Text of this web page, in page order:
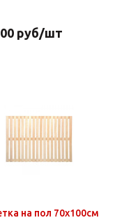
руб/шт
на пол 70х100см